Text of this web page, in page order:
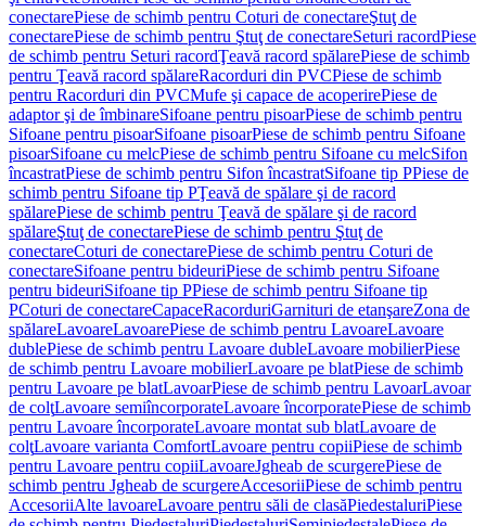
conectarePiese de schimb pentru Coturi de conectareŞtuţ de
conectarePiese de schimb pentru Ştuţ de conectareSeturi racordPiese
de schimb pentru Seturi racordŢeavă racord spălarePiese de schimb
pentru Ţeavă racord spălareRacorduri din PVCPiese de schimb
pentru Racorduri din PVCMufe şi capace de acoperirePiese de
adaptor şi de îmbinareSifoane pentru pisoarPiese de schimb pentru
Sifoane pentru pisoarSifoane pisoarPiese de schimb pentru Sifoane
pisoarSifoane cu melcPiese de schimb pentru Sifoane cu melcSifon
încastratPiese de schimb pentru Sifon încastratSifoane tip PPiese de
schimb pentru Sifoane tip PŢeavă de spălare şi de racord
spălarePiese de schimb pentru Ţeavă de spălare şi de racord
spălareŞtuţ de conectarePiese de schimb pentru Ştuţ de
conectareCoturi de conectarePiese de schimb pentru Coturi de
conectareSifoane pentru bideuriPiese de schimb pentru Sifoane
pentru bideuriSifoane tip PPiese de schimb pentru Sifoane tip
PCoturi de conectareCapaceRacorduriGarnituri de etanşareZona de
spălareLavoareLavoarePiese de schimb pentru LavoareLavoare
dublePiese de schimb pentru Lavoare dubleLavoare mobilierPiese
de schimb pentru Lavoare mobilierLavoare pe blatPiese de schimb
pentru Lavoare pe blatLavoarPiese de schimb pentru LavoarLavoar
de colţLavoare semiîncorporateLavoare încorporatePiese de schimb
pentru Lavoare încorporateLavoare montat sub blatLavoare de
colţLavoare varianta ComfortLavoare pentru copiiPiese de schimb
pentru Lavoare pentru copiiLavoareJgheab de scurgerePiese de
schimb pentru Jgheab de scurgereAccesoriiPiese de schimb pentru
AccesoriiAlte lavoareLavoare pentru săli de clasăPiedestaluriPiese